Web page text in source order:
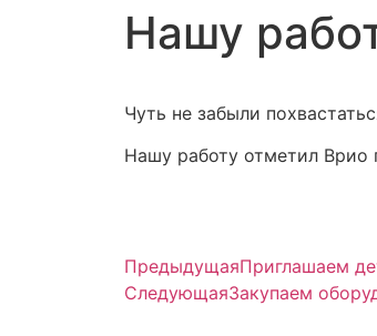
Нашу
Чуть не забыли
Нашу работу отметил Врио
ПредыдущаяПриглашаем
СледующаяЗакупаем